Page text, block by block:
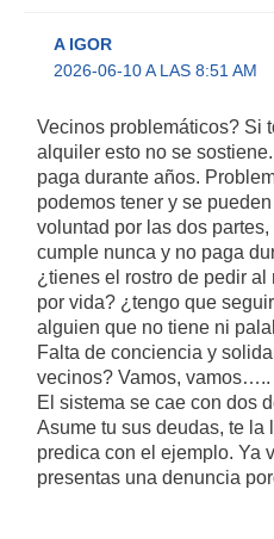
A IGOR
2026-06-10 A LAS 8:51 AM
Vecinos problemáticos? Si
alquiler esto no se
paga durante años.
podemos tener y se
voluntad por las dos
cumple nunca y no paga
¿tienes el rostro de pedir
por vida? ¿tengo que
alguien que no tiene ni
Falta de conciencia y
vecinos? Vamos,
El sistema se cae con dos
Asume tu sus deudas, te la
predica con el ejemplo. Ya
presentas una denuncia